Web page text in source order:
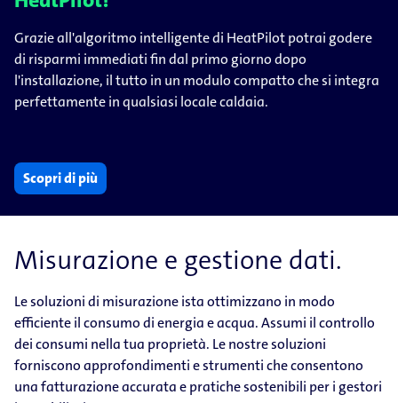
Grazie all'algoritmo intelligente di HeatPilot potrai godere
di risparmi immediati fin dal primo giorno dopo
l'installazione, il tutto in un modulo compatto che si integra
perfettamente in qualsiasi locale caldaia.
Scopri di più
Misurazione e gestione dati.
Le soluzioni di misurazione ista ottimizzano in modo
efficiente il consumo di energia e acqua. Assumi il controllo
dei consumi nella tua proprietà. Le nostre soluzioni
forniscono approfondimenti e strumenti che consentono
una fatturazione accurata e pratiche sostenibili per i gestori